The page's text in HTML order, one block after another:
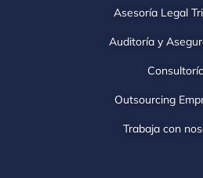
Asesoría Legal
Auditoría y
Outsourcing
Trabaja con